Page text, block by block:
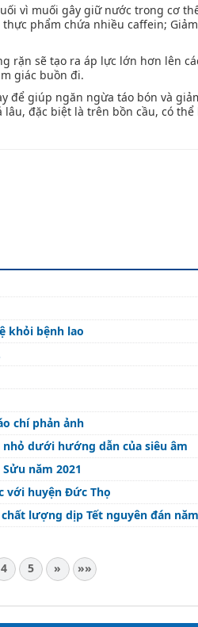
vì muối gây giữ nước trong cơ
phẩm chứa nhiều caffein;
rặn sẽ tạo ra áp lực lớn hơn lên
giác buồn đi.
để giúp ngăn ngừa táo bón và
đặc biệt là trên bồn cầu, có
khỏi bệnh lao
chí phản ảnh
dưới hướng dẫn của siêu âm
năm 2021
với huyện Đức Thọ
lượng dịp Tết nguyên đán năm
4 5 » »»